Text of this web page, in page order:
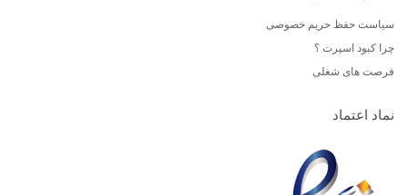
سیاست حفظ حریم خصوصی
چرا کبود اسپرت ؟
فرصت های شغلی
نماد اعتماد